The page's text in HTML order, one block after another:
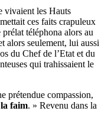
vivaient les Hauts
ces faits crapuleux
téléphona alors au
alors seulement, lui aussi
du Chef de l’Etat et du
qui trahissaient le
prétendue compassion,
faim. » Revenu dans la